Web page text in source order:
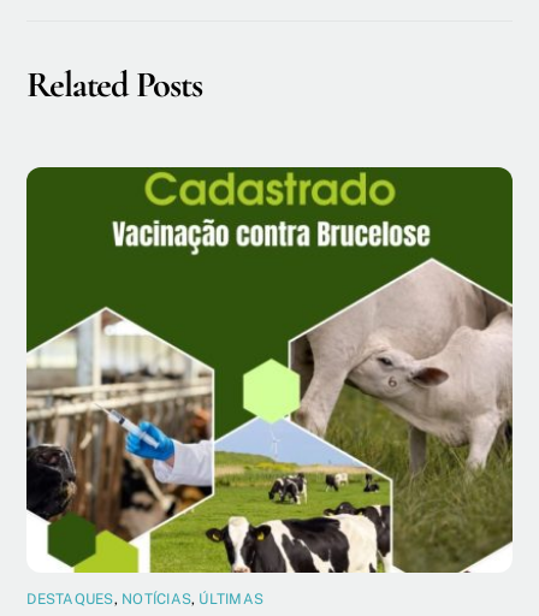
Related Posts
DESTAQUES, NOTÍCIAS, ÚLTIMAS